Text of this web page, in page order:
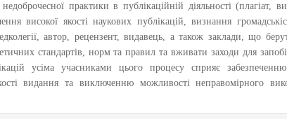
практики в публікаційній діяльності (плагіат,
високої якості наукових публікацій, визнання
автор, рецензент, видавець, а також заклади, що
стандартів, норм та правил та вживати заходи для
усіма учасниками цього процесу сприяє
видання та виключенню можливості неправомірного